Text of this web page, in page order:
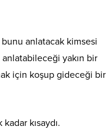
anlatacak kimsesi
yakın bir
için koşup gideceği bir
kısaydı.